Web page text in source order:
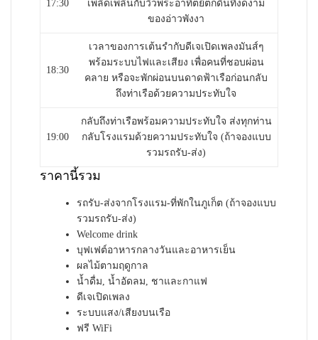
17:30
เพลิดเพลินกับวิวพระอาทิตย์ตกดินที่งดงาม
ของอ่าวพังงา
18:30
เวลาของการเต้นรำกับดีเจเปิดเพลงมันส์ๆ
พร้อมระบบไฟและเสียง เพื่อคนที่ชอบผ่อน
คลาย หรือจะพักผ่อนบนดาดฟ้าเรือก่อนกลับ
ถึงท่าเรือด้วยความประทับใจ
19:00
กลับถึงท่าเรือพร้อมความประทับใจ ส่งทุกท่าน
กลับโรงแรมด้วยความประทับใจ (ถ้าจองแบบ
รวมรถรับ-ส่ง)
ราคานี้รวม
รถรับ-ส่งจากโรงแรม-ที่พักในภูเก็ต (ถ้าจองแบบ
รวมรถรับ-ส่ง)
Welcome drink
บุฟเฟต์อาหารกลางวันและอาหารเย็น
ผลไม้ตามฤดูกาล
น้ำดื่ม, น้ำอัดลม, ชาและกาแฟ
ดีเจเปิดเพลง
ระบบแสง/เสียงบนเรือ
ฟรี WiFi